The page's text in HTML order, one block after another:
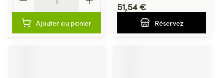
Ajouter au panier
51,54 €
Réservez